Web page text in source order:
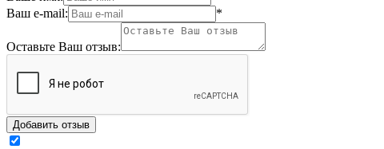
Ваш e-mail:
*
Оставьте Ваш отзыв: